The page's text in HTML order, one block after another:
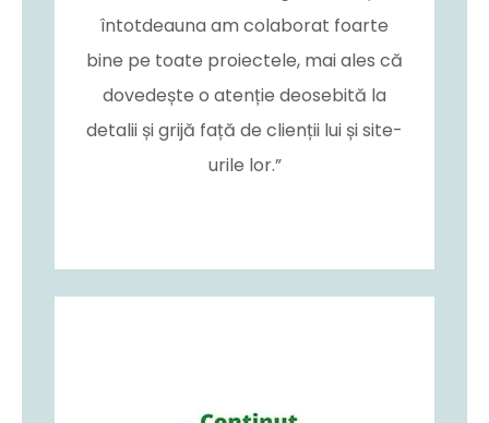
întotdeauna am colaborat foarte
bine pe toate proiectele, mai ales că
dovedește o atenție deosebită la
detalii și grijă față de clienții lui și site-
urile lor.”